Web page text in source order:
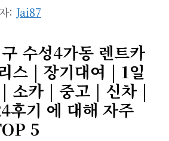
: Jai87
수성4가동 렌트카
스 | 장기대여 | 1일
소카 | 중고 | 신차 |
후기 에 대해 자주
5